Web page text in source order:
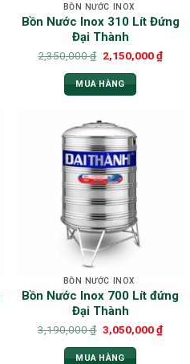
BỒN NƯỚC INOX
Bồn Nước Inox 310 Lít Đứng
Đại Thành
2,350,000₫ 2,150,000₫
MUA HÀNG
BỒN NƯỚC INOX
Bồn Nước Inox 700 Lít đứng
Đại Thành
3,190,000₫ 3,050,000₫
MUA HÀNG